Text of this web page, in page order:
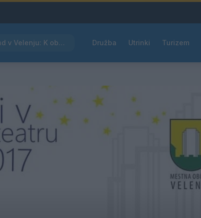
Kam čez vikend v Velenju: K obisku vabi Poletni bolšji sejem Družba Utrinki Turizem